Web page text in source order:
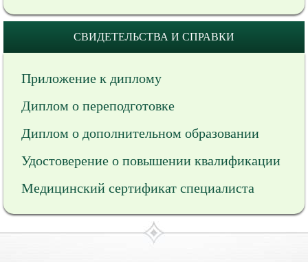
СВИДЕТЕЛЬСТВА И СПРАВКИ
Приложение к диплому
Диплом о переподготовке
Диплом о дополнительном образовании
Удостоверение о повышении квалификации
Медицинский сертификат специалиста